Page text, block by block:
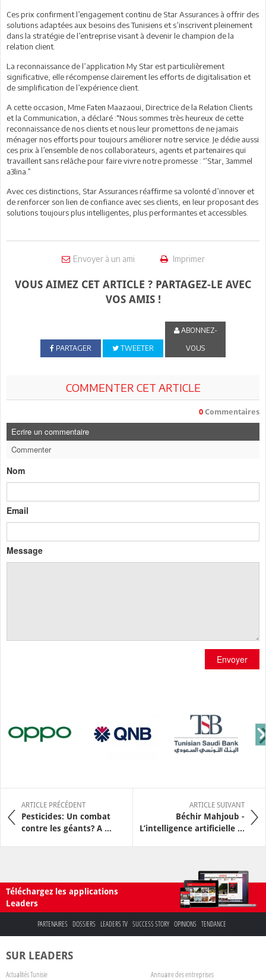
Ces prix confirment l’engagement continu de Star Assurances à offrir des
solutions adaptées aux besoins des Tunisiens et s’inscrivent pleinement
dans la stratégie de l’entreprise visant à devenir le champion de la
relation client.
La reconnaissance de l’application My Star est particulièrement
significative, elle récompense clairement les efforts de digitalisation et
de simplification de l’expérience client.
A cette occasion, Mme Faten Maazaoui, Directrice de la Relation Clients
et la Communication, a déclaré :“Nous sommes très heureux de cette
reconnaissance de nos clients et nous leur promettons de ne jamais
ménager nos efforts pour toujours améliorer notre service. Je dédie aussi
ces prix à l’ensemble de nos collaborateurs, agents et partenaires qui
travaillent sans relâche pour faire vivre notre promesse : ‘’Star, 3ammel
a3lina.”
Avec ces distinctions, Star Assurances réaffirme sa volonté d’innover et
de renforcer son lien de confiance avec ses clients, en leur proposant des
solutions toujours plus intelligentes, plus performantes et accessibles.
Envoyer à un ami Imprimer
VOUS AIMEZ CET ARTICLE ? PARTAGEZ-LE AVEC
VOS AMIS !
PARTAGER TWEETER
ABONNEZ-
VOUS
COMMENTER CET ARTICLE
0 Commentaires
Ecrire un commentaire
Commenter
Nom
Email
Message
Envoyer
ARTICLE PRÉCÉDENT
Pesticides: Un combat
contre les géants? A ...
ARTICLE SUIVANT
Béchir Mahjoub -
L’intelligence artificielle ...
Téléchargez les applications
Leaders
PARTENAIRES DOSSIERS LEADERS TV SUCCESS STORY OPINIONS TENDANCE
SUR LEADERS
Actualités Tunisie Annuaire des entreprises